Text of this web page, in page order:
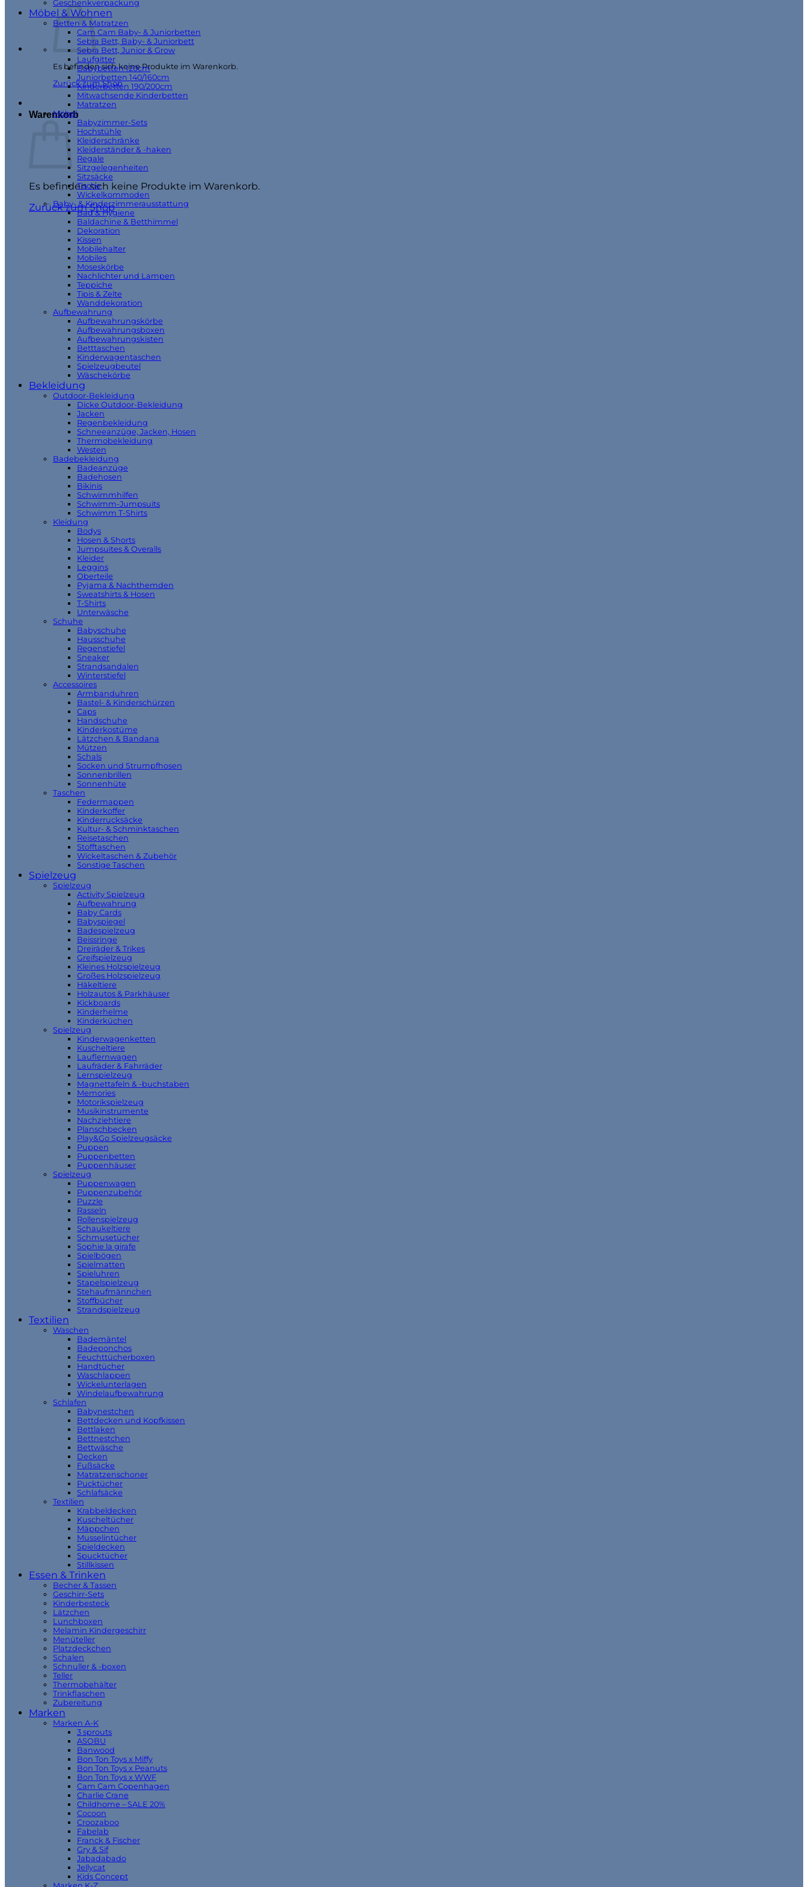
Es befinden sich keine Produkte im Warenkorb.
Zurück zum Shop
Warenkorb
Es befinden sich keine Produkte im Warenkorb.
Zurück zum Shop
Geschenkverpackung
Möbel & Wohnen
Betten & Matratzen
Cam Cam Baby- & Juniorbetten
Sebra Bett, Baby- & Juniorbett
Sebra Bett, Junior & Grow
Laufgitter
Babybetten 120cm
Juniorbetten 140/160cm
Kinderbetten 190/200cm
Mitwachsende Kinderbetten
Matratzen
Möbel
Babyzimmer-Sets
Hochstühle
Kleiderschränke
Kleiderständer & -haken
Regale
Sitzgelegenheiten
Sitzsäcke
Tische
Wickelkommoden
Baby- & Kinderzimmerausstattung
Bad & Hygiene
Baldachine & Betthimmel
Dekoration
Kissen
Mobilehalter
Mobiles
Moseskörbe
Nachlichter und Lampen
Teppiche
Tipis & Zelte
Wanddekoration
Aufbewahrung
Aufbewahrungskörbe
Aufbewahrungsboxen
Aufbewahrungskisten
Betttaschen
Kinderwagentaschen
Spielzeugbeutel
Wäschekörbe
Bekleidung
Outdoor-Bekleidung
Dicke Outdoor-Bekleidung
Jacken
Regenbekleidung
Schneeanzüge, Jacken, Hosen
Thermobekleidung
Westen
Badebekleidung
Badeanzüge
Badehosen
Bikinis
Schwimmhilfen
Schwimm-Jumpsuits
Schwimm T-Shirts
Kleidung
Bodys
Hosen & Shorts
Jumpsuites & Overalls
Kleider
Leggins
Oberteile
Pyjama & Nachthemden
Sweatshirts & Hosen
T-Shirts
Unterwäsche
Schuhe
Babyschuhe
Hausschuhe
Regenstiefel
Sneaker
Strandsandalen
Winterstiefel
Accessoires
Armbanduhren
Bastel- & Kinderschürzen
Caps
Handschuhe
Kinderkostüme
Lätzchen & Bandana
Mützen
Schals
Socken und Strumpfhosen
Sonnenbrillen
Sonnenhüte
Taschen
Federmappen
Kinderkoffer
Kinderrucksäcke
Kultur- & Schminktaschen
Reisetaschen
Stofftaschen
Wickeltaschen & Zubehör
Sonstige Taschen
Spielzeug
Spielzeug
Activity Spielzeug
Aufbewahrung
Baby Cards
Babyspiegel
Badespielzeug
Beissringe
Dreiräder & Trikes
Greifspielzeug
Kleines Holzspielzeug
Großes Holzspielzeug
Häkeltiere
Holzautos & Parkhäuser
Kickboards
Kinderhelme
Kinderküchen
Spielzeug
Kinderwagenketten
Kuscheltiere
Lauflernwagen
Laufräder & Fahrräder
Lernspielzeug
Magnettafeln & -buchstaben
Memories
Motorikspielzeug
Musikinstrumente
Nachziehtiere
Planschbecken
Play&Go Spielzeugsäcke
Puppen
Puppenbetten
Puppenhäuser
Spielzeug
Puppenwagen
Puppenzubehör
Puzzle
Rasseln
Rollenspielzeug
Schaukeltiere
Schmusetücher
Sophie la girafe
Spielbögen
Spielmatten
Spieluhren
Stapelspielzeug
Stehaufmännchen
Stoffbücher
Strandspielzeug
Textilien
Waschen
Bademäntel
Badeponchos
Feuchttücherboxen
Handtücher
Waschlappen
Wickelunterlagen
Windelaufbewahrung
Schlafen
Babynestchen
Bettdecken und Kopfkissen
Bettlaken
Bettnestchen
Bettwäsche
Decken
Fußsäcke
Matratzenschoner
Pucktücher
Schlafsäcke
Textilien
Krabbeldecken
Kuscheltücher
Mäppchen
Musselintücher
Spieldecken
Spucktücher
Stillkissen
Essen & Trinken
Becher & Tassen
Geschirr-Sets
Kinderbesteck
Lätzchen
Lunchboxen
Melamin Kindergeschirr
Menüteller
Platzdeckchen
Schalen
Schnuller & -boxen
Teller
Thermobehälter
Trinkflaschen
Zubereitung
Marken
Marken A-K
3 sprouts
ASOBU
Banwood
Bon Ton Toys x Miffy
Bon Ton Toys x Peanuts
Bon Ton Toys x WWF
Cam Cam Copenhagen
Charlie Crane
Childhome – SALE 20%
Cocoon
Croozaboo
Fabelab
Franck & Fischer
Gry & Sif
Jabadabado
Jellycat
Kids Concept